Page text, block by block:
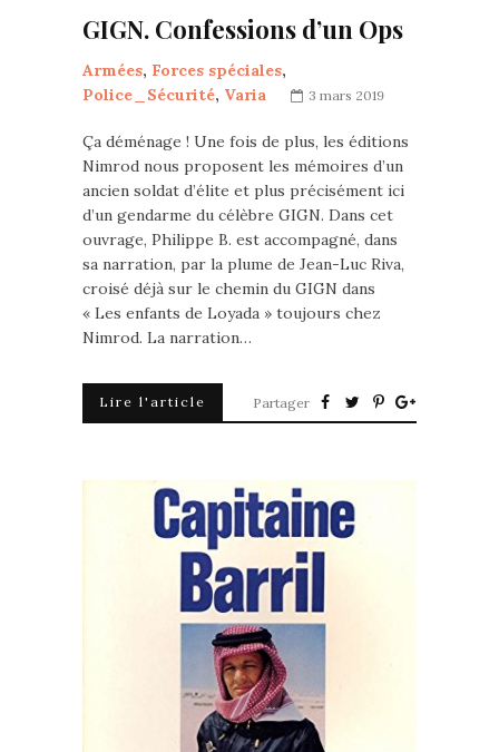
GIGN. Confessions d’un Ops
Armées, Forces spéciales,
Police_Sécurité, Varia 3 mars 2019
Ça déménage ! Une fois de plus, les éditions
Nimrod nous proposent les mémoires d’un
ancien soldat d’élite et plus précisément ici
d’un gendarme du célèbre GIGN. Dans cet
ouvrage, Philippe B. est accompagné, dans
sa narration, par la plume de Jean-Luc Riva,
croisé déjà sur le chemin du GIGN dans
« Les enfants de Loyada » toujours chez
Nimrod. La narration…
Lire l'article Partager